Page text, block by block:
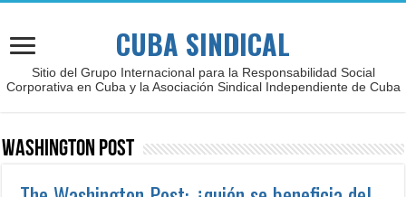
CUBA SINDICAL
Sitio del Grupo Internacional para la Responsabilidad Social
Corporativa en Cuba y la Asociación Sindical Independiente de Cuba
Washington Post